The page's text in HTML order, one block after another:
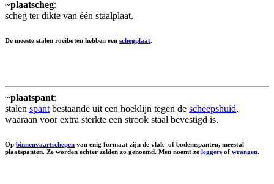
~plaatscheg:
scheg ter dikte van één staalplaat.
De meeste stalen roeiboten hebben een schegplaat.
~plaatspant:
stalen spant bestaande uit een hoeklijn tegen de scheepshuid,
waaraan voor extra sterkte een strook staal bevestigd is.
Op binnenvaartschepen van enig formaat zijn de vlak- of bodemspanten, meestal
plaatspanten. Ze worden echter zelden zo genoemd. Men noemt ze leggers of wrangen.